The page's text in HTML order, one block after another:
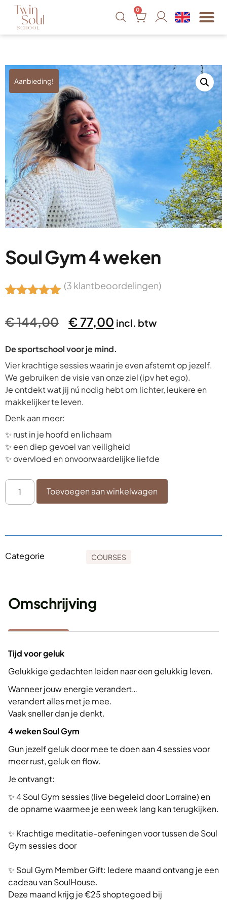
0
Aanbieding!
Soul Gym 4 weken
5.00 op 5
gebaseerd
klantbeoorde
(3 klantbeoordelingen)
€144,00 €77,00 incl. btw
De sportschool voor je mind.
Vier krachtige sessies waarin je even afstemt op jezelf.
We gebruiken de visie van onze ziel (ipv het ego).
Je ontdekt wat jij nú nodig hebt om lichter, leukere en
makkelijker te leven.
Denk aan meer:
✨ rust in je hoofd en lichaam
✨ een diep gevoel van veiligheid
✨ overvloed en onvoorwaardelijke liefde
Toevoegen aan winkelwagen
Categorie COURSES
Omschrijving
Tijd voor geluk
Gelukkige gedachten leiden naar een gelukkig leven.
Wanneer jouw energie verandert…
verandert alles met je mee.
Vaak sneller dan je denkt.
4 weken Soul Gym
Gun jezelf geluk door mee te doen aan 4 sessies voor
meer rust, geluk en flow.
Je ontvangt:
✨ 4 Soul Gym sessies (live begeleid door Lorraine) en
de opname waarmee je een week lang kan terugkijken.
✨ Krachtige meditatie-oefeningen voor tussen de Soul
Gym sessies door
✨ Soul Gym Member Gift: Iedere maand ontvang je een
cadeau van SoulHouse.
Deze maand krijg je €25 shoptegoed bij